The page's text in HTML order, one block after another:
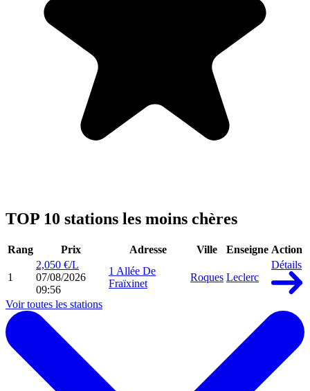
TOP 10 stations les moins chères
Rang Prix Adresse Ville Enseigne Action
1
2,050 €/L
07/08/2026
09:56
1 Allée De
Fraïxinet
Roques Leclerc
Détails
Voir toutes les stations